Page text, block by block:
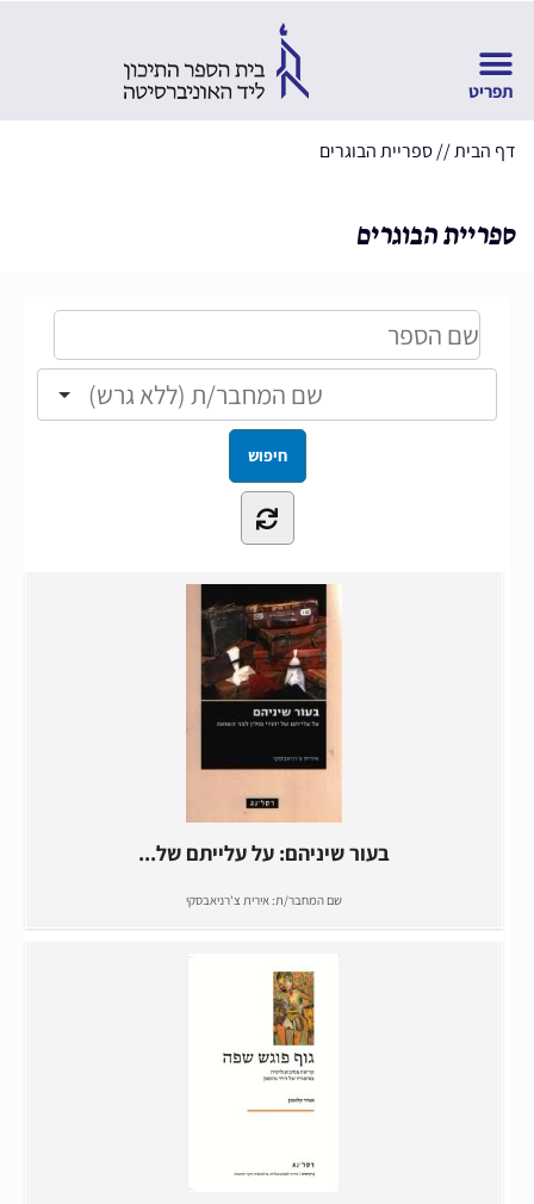
דף הבית//ספריית הבוגרים
ספריית הבוגרים
בעור שיניהם: על עלייתם של...
שם המחבר/ת:אירית צ'רניאבסקי